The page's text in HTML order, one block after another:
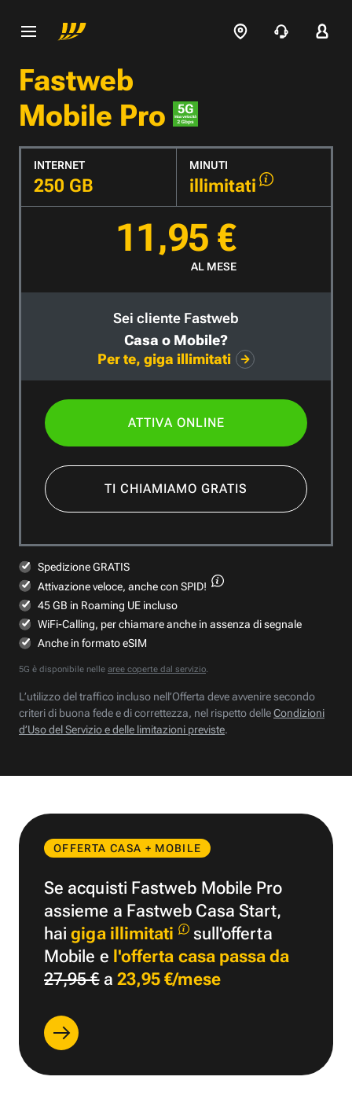
Fastweb
Mobile Pro
INTERNET
250 GB
MINUTI
illimitati
11,95 €
AL MESE
Sei cliente Fastweb
Casa o Mobile?
Per te, giga illimitati
ATTIVA ONLINE
TI CHIAMIAMO GRATIS
Spedizione GRATIS
Attivazione veloce, anche con SPID!
45 GB in Roaming UE incluso
WiFi-Calling, per chiamare anche in assenza di segnale
Anche in formato eSIM
5G è disponibile nelle aree coperte dal servizio.
L’utilizzo del traffico incluso nell’Offerta deve avvenire secondo
criteri di buona fede e di correttezza, nel rispetto delleCondizioni
d’Uso del Servizio e delle limitazioni previste.
OFFERTA CASA + MOBILE
Se acquisti Fastweb Mobile Pro
assieme a Fastweb Casa Start,
haigiga illimitati
sull'offerta
Mobile e l'offerta casa passa da
27,95 €a 23,95 €/mese